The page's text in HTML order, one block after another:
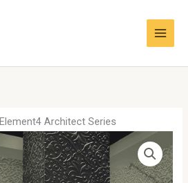
Element4 Architect Series